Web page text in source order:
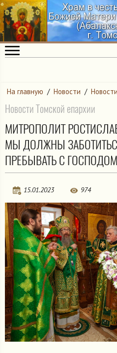
На главную / Новости /
Новости Томской епархии
МИТРОПОЛИТ
МЫ ДОЛЖНЫ
ПРЕБЫВАТЬ С
15.01.2023 974